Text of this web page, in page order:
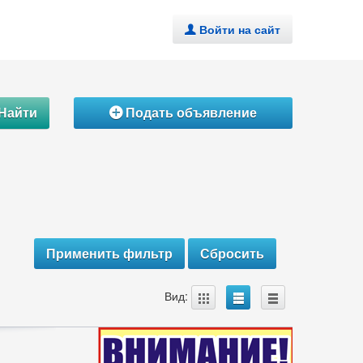
. Войти на сайт
ÁПодать объявление
Вид: A B C